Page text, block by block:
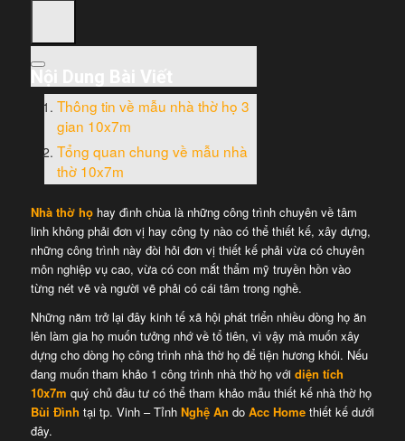
Thông tin về mẫu nhà thờ họ 3
gian 10x7m
Tổng quan chung về mẫu nhà
thờ 10x7m
Nhà thờ họhay đình chùa là những công trình chuyên về tâm
linh không phải đơn vị hay công ty nào có thể thiết kế, xây dựng,
những công trình này đòi hỏi đơn vị thiết kế phải vừa có chuyên
môn nghiệp vụ cao, vừa có con mắt thẩm mỹ truyền hồn vào
từng nét vẽ và người vẽ phải có cái tâm trong nghề.
Những năm trở lại đây kinh tế xã hội phát triển nhiều dòng họ ăn
lên làm gia họ muốn tưởng nhớ về tổ tiên, vì vậy mà muốn xây
dựng cho dòng họ công trình nhà thờ họ để tiện hương khói. Nếu
đang muốn tham khảo 1 công trình nhà thờ họ với diện tích
10x7m quý chủ đầu tư có thể tham khảo mẫu thiết kế nhà thờ họ
Bùi Đình tại tp. Vinh – Tỉnh Nghệ An do Acc Homethiết kế dưới
đây.